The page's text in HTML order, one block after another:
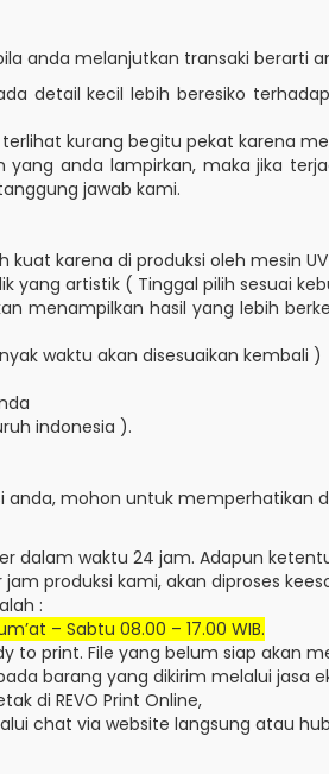
anda melanjutkan transaki berarti
detail kecil lebih beresiko
kurang begitu pekat karena
anda lampirkan, maka jika
jawab kami.
karena di produksi oleh mesin
yang artistik ( Tinggal pilih sesuai
menampilkan hasil yang lebih
waktu akan disesuaikan kembali )
indonesia ).
mohon untuk memperhatikan
dalam waktu 24 jam. Adapun
produksi kami, akan diproses
:
– Sabtu 08.00 – 17.00 WIB.
to print. File yang belum siap akan
barang yang dikirim melalui jasa
di REVO Print Online,
chat via website langsung atau